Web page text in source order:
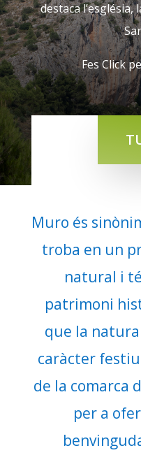
destaca l’església,
Fes Click
Muro és
troba en un
natural i
patrimoni
que la
caràcter
de la comarca
per a